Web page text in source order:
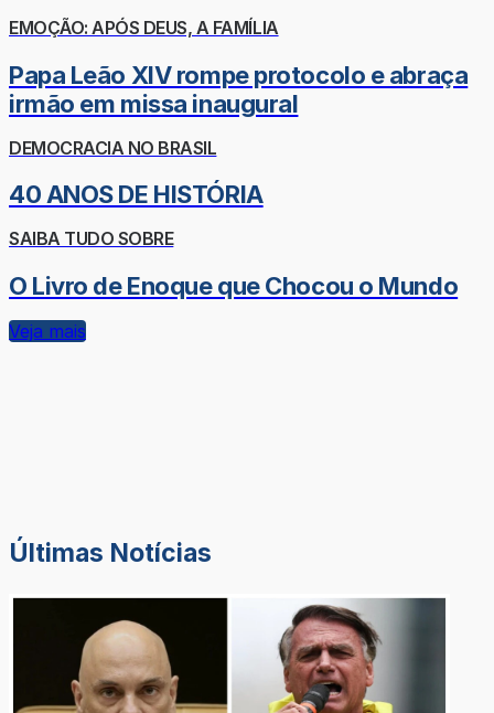
EMOÇÃO: APÓS DEUS, A FAMÍLIA
Papa Leão XIV rompe protocolo e abraça
irmão em missa inaugural
DEMOCRACIA NO BRASIL
40 ANOS DE HISTÓRIA
SAIBA TUDO SOBRE
O Livro de Enoque que Chocou o Mundo
Veja mais
Últimas Notícias